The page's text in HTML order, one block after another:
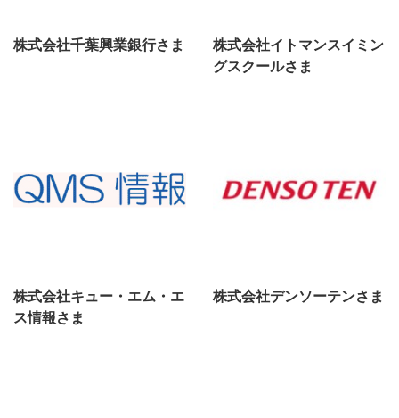
株式会社千葉興業銀行さま
株式会社イトマンスイミン
グスクールさま
株式会社キュー・エム・エ
ス情報さま
株式会社デンソーテンさま